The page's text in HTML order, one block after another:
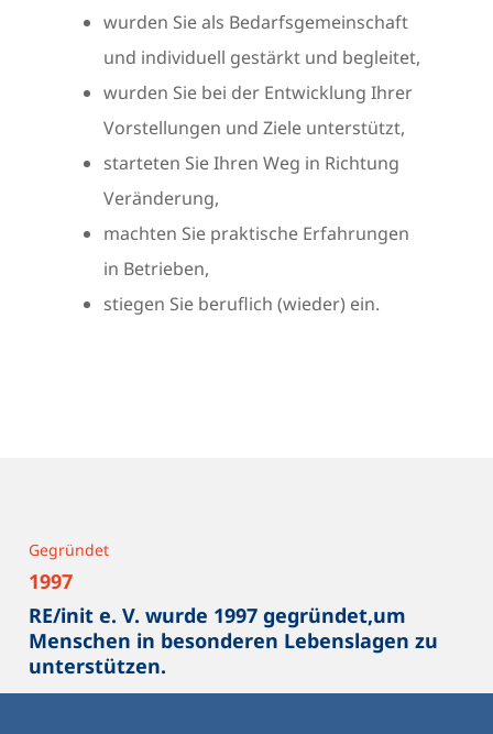
wurden Sie als Bedarfsgemeinschaft
und individuell gestärkt und begleitet,
wurden Sie bei der Entwicklung Ihrer
Vorstellungen und Ziele unterstützt,
starteten Sie Ihren Weg in Richtung
Veränderung,
machten Sie praktische Erfahrungen
in Betrieben,
stiegen Sie beruflich (wieder) ein.
Gegründet
1997
RE/init e. V. wurde 1997 gegründet,um
Menschen in besonderen Lebenslagen zu
unterstützen.